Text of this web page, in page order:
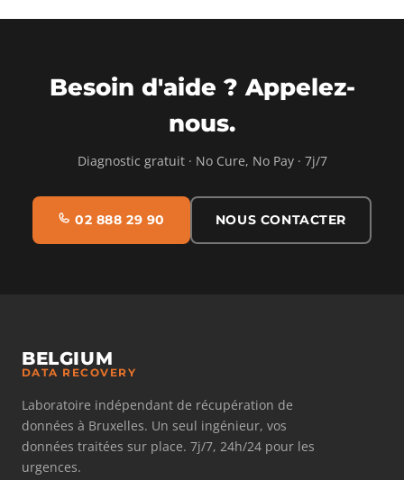
Besoin d'aide ? Appelez-
nous.
Diagnostic gratuit · No Cure, No Pay · 7j/7
02 888 29 90 NOUS CONTACTER
BELGIUM
DATA RECOVERY
Laboratoire indépendant de récupération de
données à Bruxelles. Un seul ingénieur, vos
données traitées sur place. 7j/7, 24h/24 pour les
urgences.